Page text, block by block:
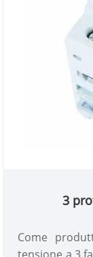
3
Come